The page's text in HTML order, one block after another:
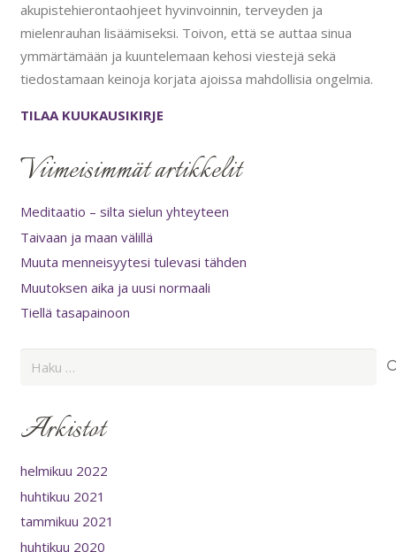
akupistehierontaohjeet hyvinvoinnin, terveyden ja
mielenrauhan lisäämiseksi. Toivon, että se auttaa sinua
ymmärtämään ja kuuntelemaan kehosi viestejä sekä
tiedostamaan keinoja korjata ajoissa mahdollisia ongelmia.
TILAA KUUKAUSIKIRJE
Viimeisimmät artikkelit
Meditaatio – silta sielun yhteyteen
Taivaan ja maan välillä
Muuta menneisyytesi tulevasi tähden
Muutoksen aika ja uusi normaali
Tiellä tasapainoon
Haku:
Arkistot
helmikuu 2022
huhtikuu 2021
tammikuu 2021
huhtikuu 2020